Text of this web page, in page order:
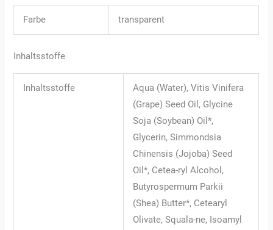
Farbe transparent
Inhaltsstoffe
Inhaltsstoffe
Aqua (Water), Vitis Vinifera
(Grape) Seed Oil, Glycine
Soja (Soybean) Oil*,
Glycerin, Simmondsia
Chinensis (Jojoba) Seed
Oil*, Cetea-ryl Alcohol,
Butyrospermum Parkii
(Shea) Butter*, Cetearyl
Olivate, Squala-ne, Isoamyl